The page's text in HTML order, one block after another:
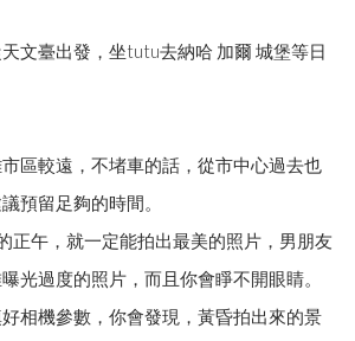
文臺出發，坐tutu去納哈 加爾 城堡等日
區較遠，不堵車的話，從市中心過去也
預留足夠的時間。
正午，就一定能拍出最美的照片，男朋友
光過度的照片，而且你會睜不開眼睛。
相機參數，你會發現，黃昏拍出來的景